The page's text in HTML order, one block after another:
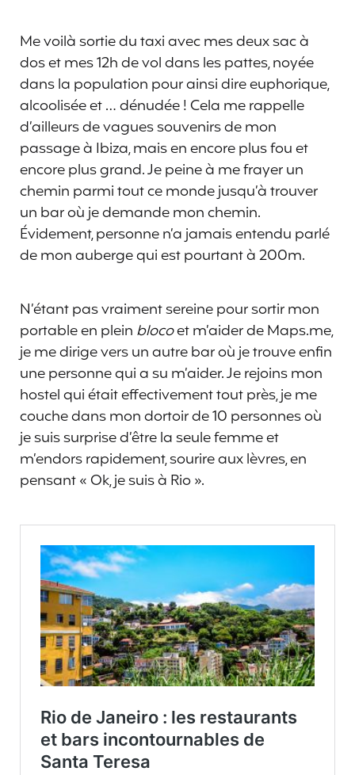
Me voilà sortie du taxi avec mes deux sac à
dos et mes 12h de vol dans les pattes, noyée
dans la population pour ainsi dire euphorique,
alcoolisée et … dénudée ! Cela me rappelle
d’ailleurs de vagues souvenirs de mon
passage à Ibiza, mais en encore plus fou et
encore plus grand. Je peine à me frayer un
chemin parmi tout ce monde jusqu’à trouver
un bar où je demande mon chemin.
Évidement, personne n’a jamais entendu parlé
de mon auberge qui est pourtant à 200m.
N’étant pas vraiment sereine pour sortir mon
portable en plein blocoet m’aider de Maps.me,
je me dirige vers un autre bar où je trouve enfin
une personne qui a su m’aider. Je rejoins mon
hostel qui était effectivement tout près, je me
couche dans mon dortoir de 10 personnes où
je suis surprise d’être la seule femme et
m’endors rapidement, sourire aux lèvres, en
pensant « Ok, je suis à Rio ».